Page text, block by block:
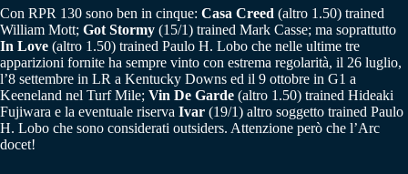
Con RPR 130 sono ben in cinque: Casa Creed (altro 1.50) trained
William Mott; Got Stormy (15/1) trained Mark Casse; ma soprattutto
In Love (altro 1.50) trained Paulo H. Lobo che nelle ultime tre
apparizioni fornite ha sempre vinto con estrema regolarità, il 26 luglio,
l’8 settembre in LR a Kentucky Downs ed il 9 ottobre in G1 a
Keeneland nel Turf Mile; Vin De Garde (altro 1.50) trained Hideaki
Fujiwara e la eventuale riserva Ivar (19/1) altro soggetto trained Paulo
H. Lobo che sono considerati outsiders. Attenzione però che l’Arc
docet!